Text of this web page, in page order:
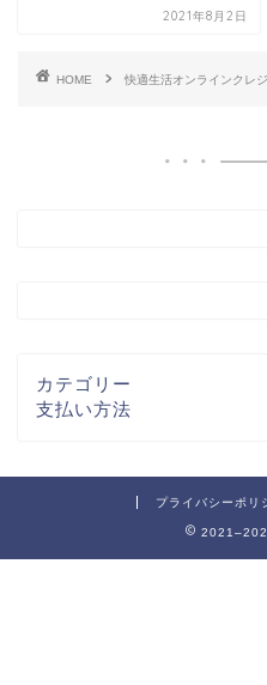
2021年8月2日
HOME 快適生活オンラインクレ
カテゴリー
支払い方法
プライバシーポリ